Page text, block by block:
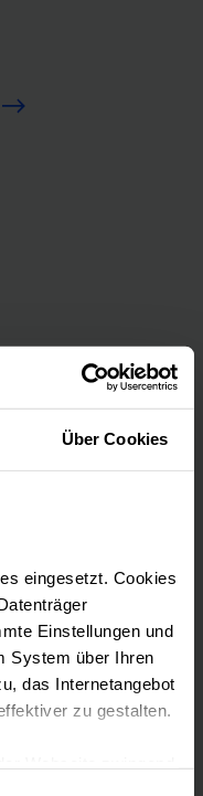
Über Cookies
eingesetzt. Cookies
Einstellungen und
System über Ihren
das Internetangebot
zu gestalten.
über
und
und Wurzen.
Sie in unserer